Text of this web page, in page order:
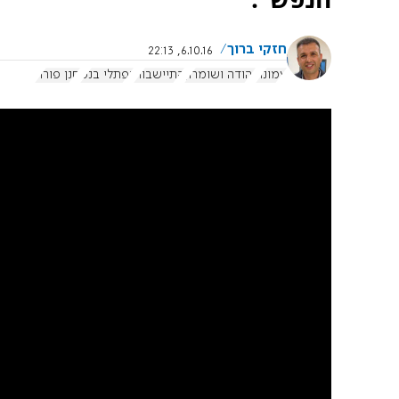
חזקי ברוך
6.10.16, 22:13
עמונה
יהודה ושומרון התיישבות נפתלי בנט חנן פורת